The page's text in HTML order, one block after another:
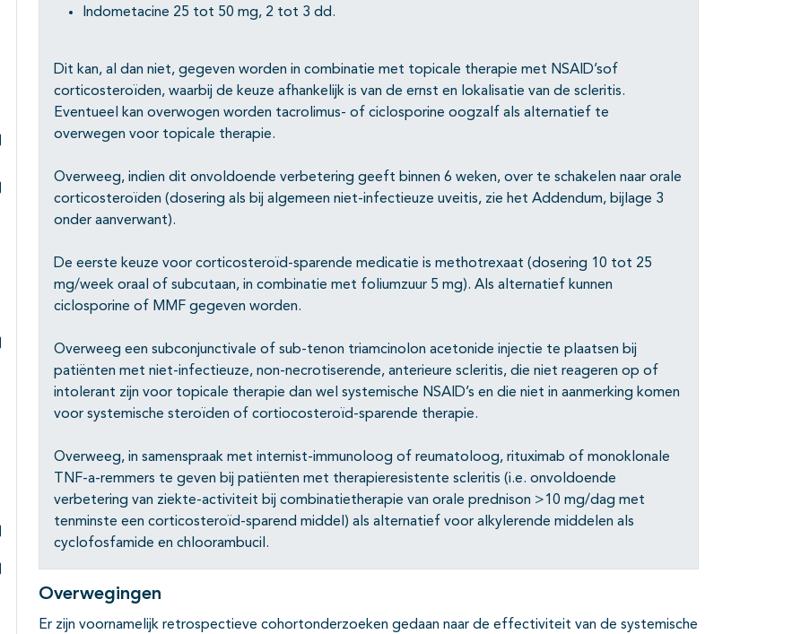
Subpagina's open- en dichtklappen
Subpagina's open- en dichtklappen
Subpagina's open- en dichtklappen
Subpagina's open- en dichtklappen
Indometacine 25 tot 50 mg, 2 tot 3 dd.
Dit kan, al dan niet, gegeven worden in combinatie met topicale therapie met NSAID’sof
corticosteroïden, waarbij de keuze afhankelijk is van de ernst en lokalisatie van de scleritis.
Eventueel kan overwogen worden tacrolimus- of ciclosporine oogzalf als alternatief te
overwegen voor topicale therapie.
Overweeg, indien dit onvoldoende verbetering geeft binnen 6 weken, over te schakelen naar orale
corticosteroïden (dosering als bij algemeen niet-infectieuze uveitis, zie het Addendum, bijlage 3
onder aanverwant).
De eerste keuze voor corticosteroïd-sparende medicatie is methotrexaat (dosering 10 tot 25
mg/week oraal of subcutaan, in combinatie met foliumzuur 5 mg). Als alternatief kunnen
ciclosporine of MMF gegeven worden.
Overweeg een subconjunctivale of sub-tenon triamcinolon acetonide injectie te plaatsen bij
patiënten met niet-infectieuze, non-necrotiserende, anterieure scleritis, die niet reageren op of
intolerant zijn voor topicale therapie dan wel systemische NSAID’s en die niet in aanmerking komen
voor systemische steroïden of cortiocosteroïd-sparende therapie.
Overweeg, in samenspraak met internist-immunoloog of reumatoloog, rituximab of monoklonale
TNF-a-remmers te geven bij patiënten met therapieresistente scleritis (i.e. onvoldoende
verbetering van ziekte-activiteit bij combinatietherapie van orale prednison >10 mg/dag met
tenminste een corticosteroïd-sparend middel) als alternatief voor alkylerende middelen als
cyclofosfamide en chloorambucil.
Overwegingen
Er zijn voornamelijk retrospectieve cohortonderzoeken gedaan naar de effectiviteit van de systemische